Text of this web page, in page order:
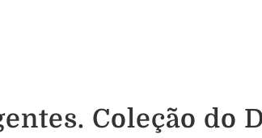
Coleção do